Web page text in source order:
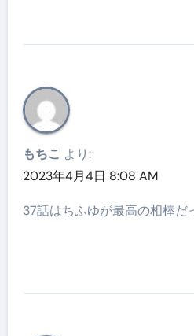
もちこ より:
2023年4月4日 8:08 AM
37話はちふゆが最高の相棒だ